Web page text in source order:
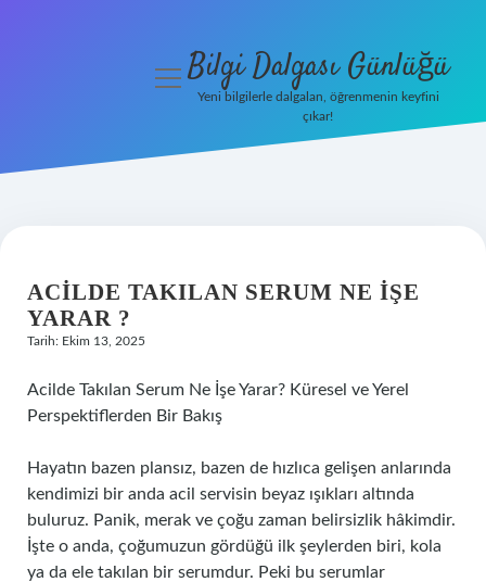
Hakkımızda
menüyüBilgi Dalgası Günlüğü
Yeni bilgilerle dalgalan, öğrenmenin keyfini
çıkar!
ACILDE TAKILAN SERUM NE IŞE
YARAR ?
Tarih: Ekim 13, 2025
Acilde Takılan Serum Ne İşe Yarar? Küresel ve Yerel
Perspektiflerden Bir Bakış
Hayatın bazen plansız, bazen de hızlıca gelişen anlarında
kendimizi bir anda acil servisin beyaz ışıkları altında
buluruz. Panik, merak ve çoğu zaman belirsizlik hâkimdir.
İşte o anda, çoğumuzun gördüğü ilk şeylerden biri, kola
ya da ele takılan bir serumdur. Peki bu serumlar